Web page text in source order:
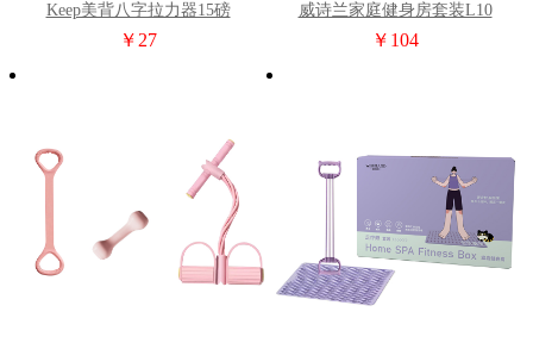
Keep美背八字拉力器15磅
￥27
威诗兰家庭健身房套装L10
￥104